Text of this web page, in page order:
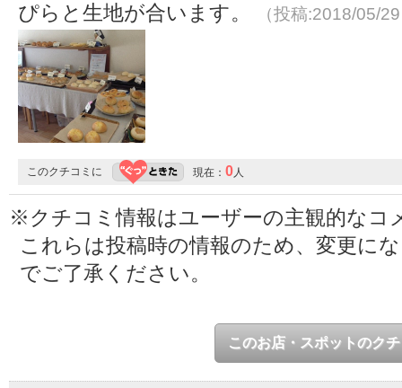
ぴらと生地が合います。
（投稿:2018/05/
このクチコミに 現在： 0人
※クチコミ情報はユーザーの主観的なコ
これらは投稿時の情報のため、変更に
でご了承ください。
このお店・スポットのク